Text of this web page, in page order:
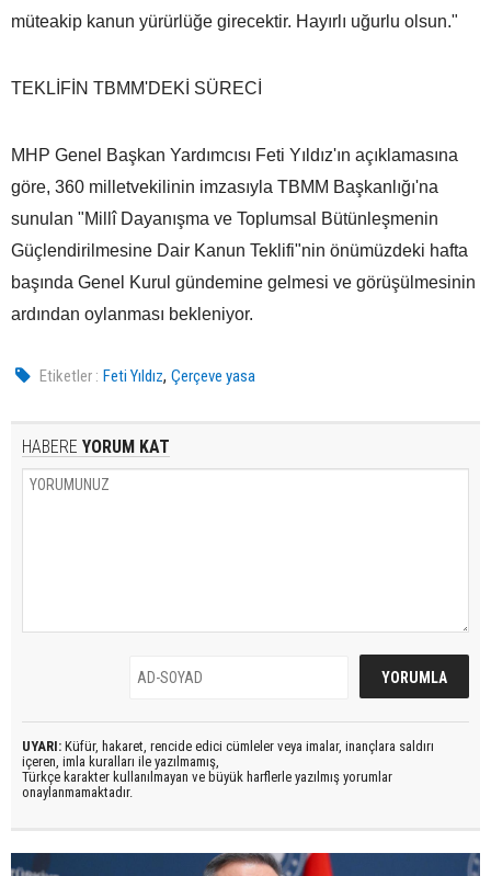
müteakip kanun yürürlüğe girecektir. Hayırlı uğurlu olsun."
TEKLİFİN TBMM'DEKİ SÜRECİ
MHP Genel Başkan Yardımcısı Feti Yıldız'ın açıklamasına
göre, 360 milletvekilinin imzasıyla TBMM Başkanlığı'na
sunulan "Millî Dayanışma ve Toplumsal Bütünleşmenin
Güçlendirilmesine Dair Kanun Teklifi"nin önümüzdeki hafta
başında Genel Kurul gündemine gelmesi ve görüşülmesinin
ardından oylanması bekleniyor.
Etiketler : Feti Yıldız,Çerçeve yasa
HABERE YORUM KAT
UYARI: Küfür, hakaret, rencide edici cümleler veya imalar, inançlara saldırı
içeren, imla kuralları ile yazılmamış,
Türkçe karakter kullanılmayan ve büyük harflerle yazılmış yorumlar
onaylanmamaktadır.